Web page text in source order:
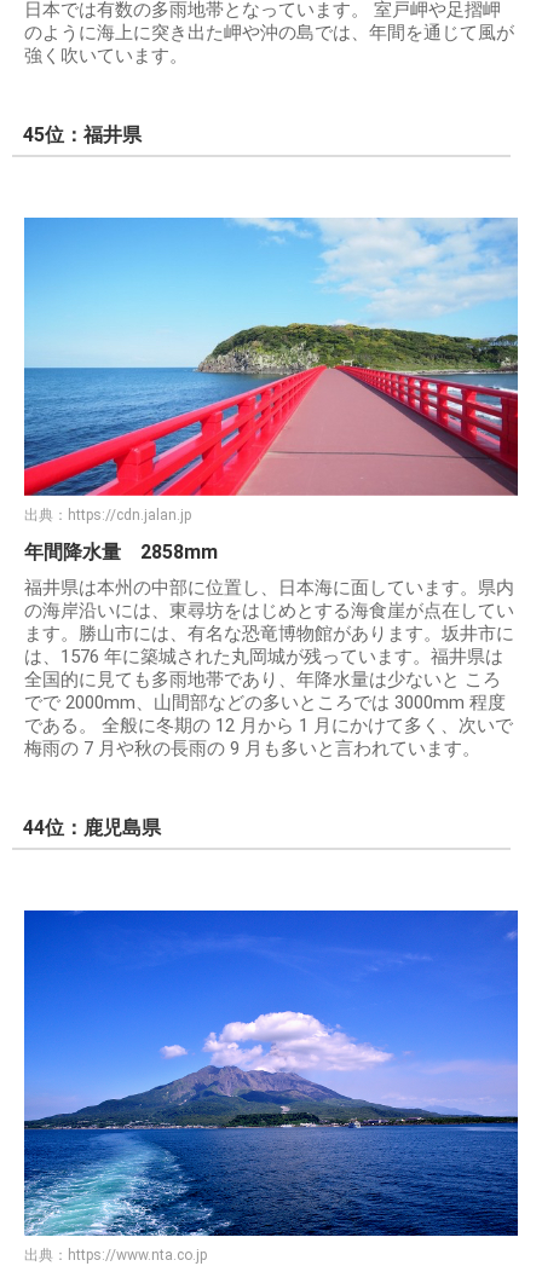
日本では有数の多雨地帯となっています。 室戸岬や足摺岬
のように海上に突き出た岬や沖の島では、年間を通じて風が
強く吹いています。
45位：福井県
出典： https://cdn.jalan.jp
年間降水量 2858mm
福井県は本州の中部に位置し、日本海に面しています。県内
の海岸沿いには、東尋坊をはじめとする海食崖が点在してい
ます。勝山市には、有名な恐竜博物館があります。坂井市に
は、1576 年に築城された丸岡城が残っています。福井県は
全国的に見ても多雨地帯であり、年降水量は少ないと ころ
でで 2000mm、山間部などの多いところでは 3000mm 程度
である。 全般に冬期の 12 月から 1 月にかけて多く、次いで
梅雨の 7 月や秋の長雨の 9 月も多いと言われています。
44位：鹿児島県
出典： https://www.nta.co.jp